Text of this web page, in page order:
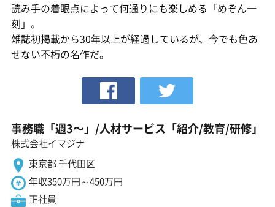
読み手の着眼点によって何通りにも楽しめる「めぞん一
刻」。
雑誌初掲載から30年以上が経過しているが、今でも色あ
せない不朽の名作だ。
事務職「週3〜」/人材サービス「紹介/教育/研修」
株式会社イマジナ
東京都 千代田区
年収350万円～450万円
正社員